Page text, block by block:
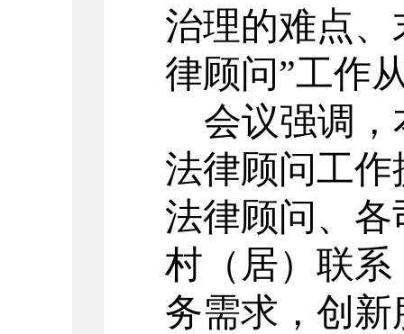
治理的难点、
律顾问”工作
会议强调，
法律顾问工作
法律顾问、
村（ 居）联
务需求， 创新